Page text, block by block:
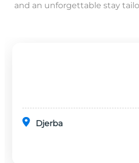
and an unforgettable stay
Djerba